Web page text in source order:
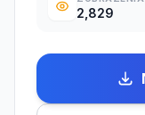
2,829